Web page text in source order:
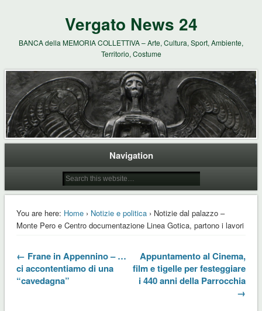
Vergato News 24
BANCA della MEMORIA COLLETTIVA – Arte, Cultura, Sport, Ambiente,
Territorio, Costume
Navigation
You are here: Home› Notizie e politica› Notizie dal palazzo –
Monte Pero e Centro documentazione Linea Gotica, partono i lavori
← Frane in Appennino – …
ci accontentiamo di una
“cavedagna”
Appuntamento al Cinema,
film e tigelle per festeggiare
i 440 anni della Parrocchia
→